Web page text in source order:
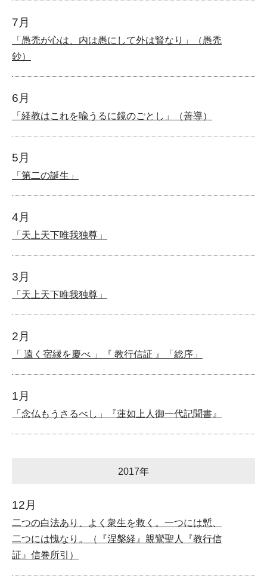
7月
「愚禿が心は、内は愚にして外は賢なり」（愚禿
鈔）
6月
「経教はこれを喩うるに鏡のごとし」（善導）
5月
「第二の誕生」
4月
「天上天下唯我独尊」
3月
「天上天下唯我独尊」
2月
「 遠く宿縁を慶べ 」『 教行信証 』「総序」
1月
「念仏もうさるべし」『蓮如上人御一代記聞書』
2017年
12月
二つの白法あり、よく衆生を救く。一つには慙、
二つには愧なり。（『涅槃経』親鸞聖人『教行信
証』信巻所引）